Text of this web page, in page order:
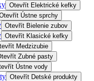
Otevřít Elektrické kefky
Ústne sprchy
Otevřít Bielenie zubov
Otevřít Klasické kefky
Medzizubie
Zubné pasty
Ústne vody
Otevřít Detské produkty